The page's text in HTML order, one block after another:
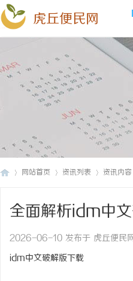
虎丘便民网
网站首页 资讯列表 资讯内容
全面解析idm中
2026-06-10 发布于 虎丘便民
idm中文破解版下载